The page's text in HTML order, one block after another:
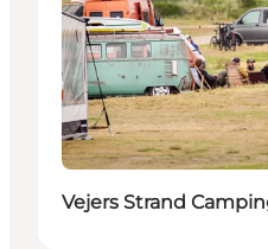
Vejers Strand